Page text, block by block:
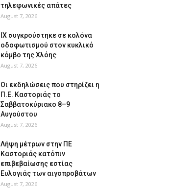
τηλεφωνικές απάτες
August 7, 2026
ΙΧ συγκρούστηκε σε κολόνα
οδοφωτισμού στον κυκλικό
κόμβο της Χλόης
August 7, 2026
Οι εκδηλώσεις που στηρίζει η
Π.Ε. Καστοριάς το
Σαββατοκύριακο 8–9
Αυγούστου
August 7, 2026
Λήψη μέτρων στην ΠΕ
Καστοριάς κατόπιν
επιβεβαίωσης εστίας
Ευλογιάς των αιγοπροβάτων
August 7, 2026